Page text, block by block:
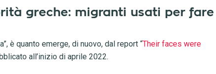
greche: migranti usati per fare
è quanto emerge, di nuovo, dal report “Their faces were
all’inizio di aprile 2022.